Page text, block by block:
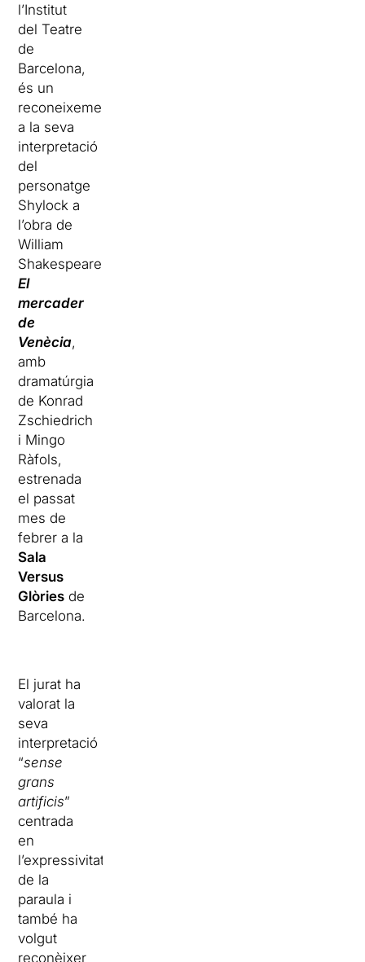
l’Institut
del Teatre
de
Barcelona,
és un
reconeixement
a la seva
interpretació
del
personatge
Shylock a
l’obra de
William
Shakespeare
El
mercader
de
Venècia,
amb
dramatúrgia
de Konrad
Zschiedrich
i Mingo
Ràfols,
estrenada
el passat
mes de
febrer a la
Sala
Versus
Glòries de
Barcelona.
El jurat ha
valorat la
seva
interpretació
“sense
grans
artificis”
centrada
en
l’expressivitat
de la
paraula i
també ha
volgut
reconèixer